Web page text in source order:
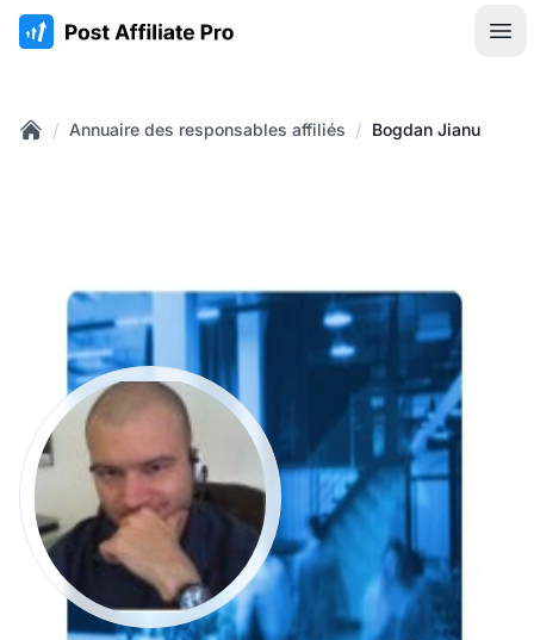
:site.title
/ Annuaire des responsables affiliés / Bogdan Jianu